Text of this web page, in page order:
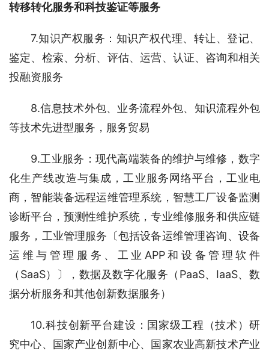
转移转化服务和科技鉴证等服务
7.知识产权服务：知识产权代理、转让、登记、
鉴定、检索、分析、评估、运营、认证、咨询和相关
投融资服务
8.信息技术外包、业务流程外包、知识流程外包
等技术先进型服务，服务贸易
9.工业服务：现代高端装备的维护与维修，数字
化生产线改造与集成，工业服务网络平台，工业电
商，智能装备远程运维管理系统，智慧工厂设备监测
诊断平台，预测性维护系统，专业维修服务和供应链
服务，工业管理服务〔包括设备运维管理咨询、设备
运维与管理服务、工业APP和设备管理软件
（SaaS）〕，数据及数字化服务（PaaS、IaaS、数
据分析服务和其他创新数据服务）
10.科技创新平台建设：国家级工程（技术）研
究中心、国家产业创新中心、国家农业高新技术产业